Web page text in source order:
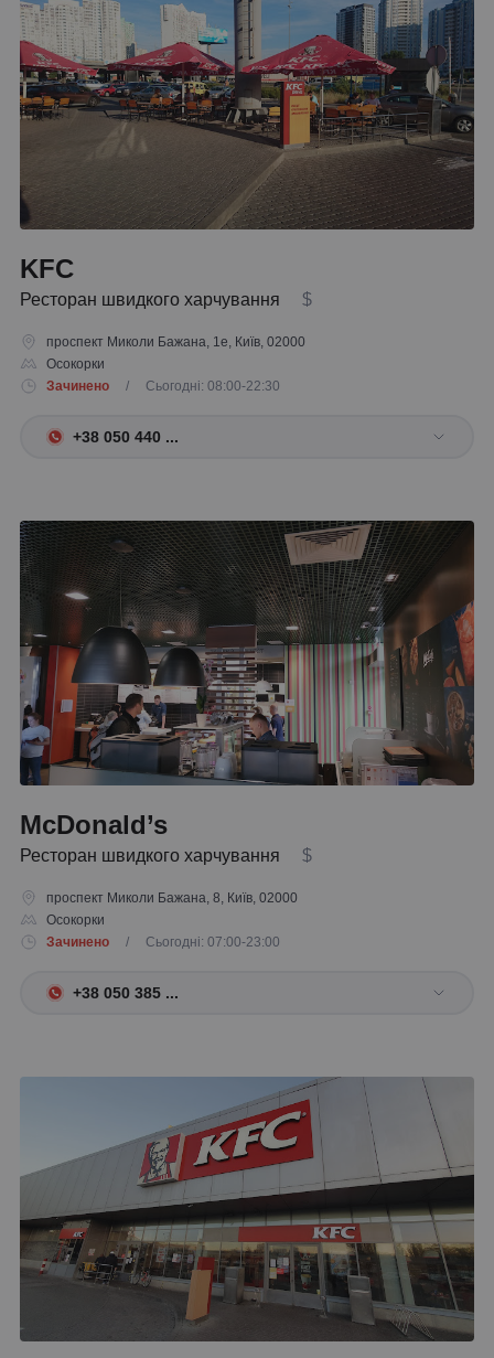
KFC
Ресторан швидкого харчування $
проспект Миколи Бажана, 1е, Київ, 02000
Осокорки
Зачинено
/ Сьогодні: 08:00-22:30
+38 050 440 ...
McDonald’s
Ресторан швидкого харчування $
проспект Миколи Бажана, 8, Київ, 02000
Осокорки
Зачинено
/ Сьогодні: 07:00-23:00
+38 050 385 ...